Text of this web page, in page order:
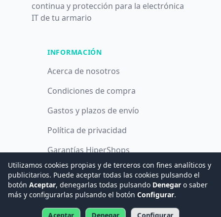
continua y protección para la electrónica
IT de tu armario
INFORMACIÓN
Acerca de nosotros
Condiciones de compra
Gastos y plazos de envío
Política de privacidad
Garantías HiperShops
Política de cookies
2026Hogar Digital e Inmótica Ingenieros, S.L.
Utilizamos cookies propias y de terceros con fines analíticos y
publicitarios. Puede aceptar todas las cookies pulsando el
botón Aceptar, denegarlas todas pulsando Denegar o saber
más y configurarlas pulsando el botón Configurar.